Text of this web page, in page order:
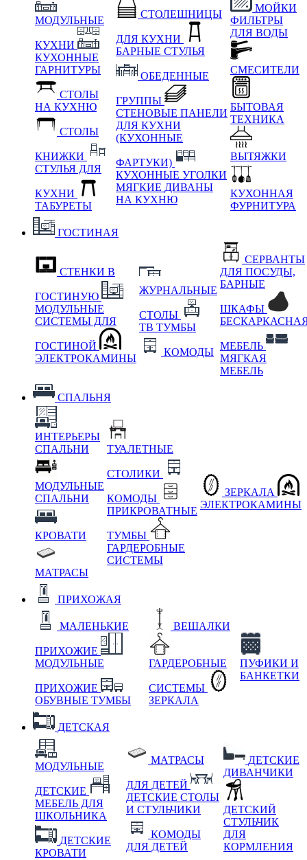
МОДУЛЬНЫЕ
КУХНИ
КУХОННЫЕ
ГАРНИТУРЫ
СТОЛЫ
НА КУХНЮ
СТОЛЫ
КНИЖКИ
СТУЛЬЯ ДЛЯ
КУХНИ
ТАБУРЕТЫ
СТОЛЕШНИЦЫ
ДЛЯ КУХНИ
БАРНЫЕ СТУЛЬЯ
ОБЕДЕННЫЕ
ГРУППЫ
СТЕНОВЫЕ ПАНЕЛИ
ДЛЯ КУХНИ
(КУХОННЫЕ
ФАРТУКИ)
КУХОННЫЕ УГОЛКИ
МЯГКИЕ ДИВАНЫ
НА КУХНЮ
МОЙКИ
ФИЛЬТРЫ
ДЛЯ ВОДЫ
СМЕСИТЕЛИ
БЫТОВАЯ
ТЕХНИКА
ВЫТЯЖКИ
КУХОННАЯ
ФУРНИТУРА
ГОСТИНАЯ
СТЕНКИ В
ГОСТИНУЮ
МОДУЛЬНЫЕ
СИСТЕМЫ ДЛЯ
ГОСТИНОЙ
ЭЛЕКТРОКАМИНЫ
ЖУРНАЛЬНЫЕ
СТОЛЫ
ТВ ТУМБЫ
КОМОДЫ
СЕРВАНТЫ
ДЛЯ ПОСУДЫ,
БАРНЫЕ
ШКАФЫ
МЕБЕЛЬ
МЯГКАЯ
МЕБЕЛЬ
СПАЛЬНЯ
ИНТЕРЬЕРЫ
СПАЛЬНИ
МОДУЛЬНЫЕ
СПАЛЬНИ
КРОВАТИ
МАТРАСЫ
ТУАЛЕТНЫЕ
СТОЛИКИ
КОМОДЫ
ПРИКРОВАТНЫЕ
ТУМБЫ
ГАРДЕРОБНЫЕ
СИСТЕМЫ
ЗЕРКАЛА
ЭЛЕКТРОКАМИНЫ
ПРИХОЖАЯ
МАЛЕНЬКИЕ
ПРИХОЖИЕ
МОДУЛЬНЫЕ
ПРИХОЖИЕ
ОБУВНЫЕ ТУМБЫ
ВЕШАЛКИ
ГАРДЕРОБНЫЕ
СИСТЕМЫ
ЗЕРКАЛА
ПУФИКИ И
БАНКЕТКИ
ДЕТСКАЯ
МОДУЛЬНЫЕ
ДЕТСКИЕ
МЕБЕЛЬ ДЛЯ
ШКОЛЬНИКА
ДЕТСКИЕ
КРОВАТИ
МАТРАСЫ
ДЛЯ ДЕТЕЙ
ДЕТСКИЕ СТОЛЫ
И СТУЛЬЧИКИ
КОМОДЫ
ДЛЯ ДЕТЕЙ
ДЕТСКИЕ
ДИВАНЧИКИ
ДЕТСКИЙ
СТУЛЬЧИК
ДЛЯ
КОРМЛЕНИЯ